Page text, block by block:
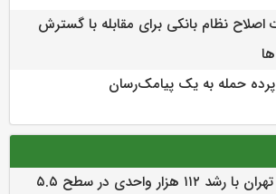
نظام بانکی برای مقابله با گسترش
حمله به یک پیامک‌رسان
بورس تهران با رشد ۱۱۲ هزار واحدی در سطح ۵.۵